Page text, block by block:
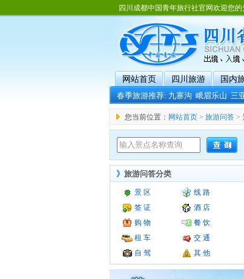
四川成都中国青年旅行社官网欢迎您的
网站首页 四川旅游 国内
春季旅游推荐:九寨沟 峨眉乐山 三
您当前位置： 网站首页 > 旅游问答 >
》 旅游问答分类
景 区
线 路
签 证
酒 店
购 物
餐 饮
租 车
交 通
自 驾
其 他